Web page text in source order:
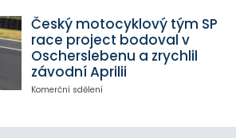
Český motocyklový tým SP
race project bodoval v
Oscherslebenu a zrychlil
závodní Aprilii
Komerční sdělení